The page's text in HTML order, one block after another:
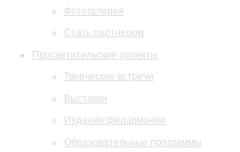
Фотогалерея
Стать партнером
Просветительские проекты
Творческие встречи
Выставки
Издания филармонии
Образовательные программы